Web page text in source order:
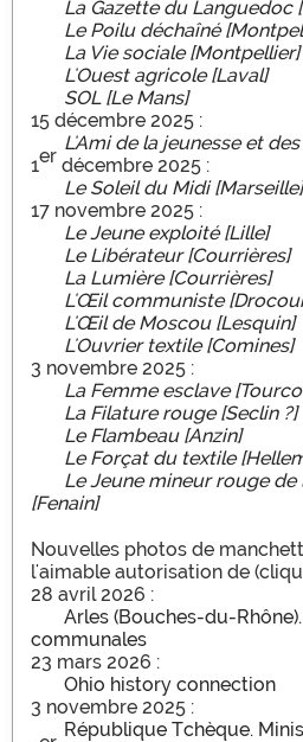
La Gazette du Languedoc
Le Poilu déchaîné
La Vie sociale [Montpellier]
L'Ouest agricole [Laval]
SOL [Le Mans]
15 décembre 2025 :
L'Ami de la jeunesse et
1er décembre 2025 :
Le Soleil du Midi [Marseille]
17 novembre 2025 :
Le Jeune exploité [Lille]
Le Libérateur [Courrières]
La Lumière [Courrières]
L'Œil communiste
L'Œil de Moscou [Lesquin]
L'Ouvrier textile [Comines]
3 novembre 2025 :
La Femme esclave
La Filature rouge [Seclin ?]
Le Flambeau [Anzin]
Le Forçat du textile
Le Jeune mineur rouge de
[Fenain]
Nouvelles photos de
l'aimable autorisation de
28 avril 2026 :
Arles (Bouches-du-
communales
23 mars 2026 :
Ohio history connection
3 novembre 2025 :
République Tchèque.